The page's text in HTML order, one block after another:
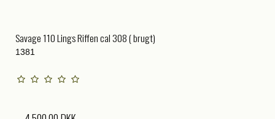
Savage 110 Lings Riffen cal 308 ( brugt)
1381